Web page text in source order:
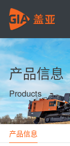
产品信息
Products
产品信息